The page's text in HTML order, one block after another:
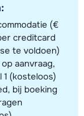
(€
creditcard
te voldoen)
aanvraag,
1 (kosteloos)
bij boeking